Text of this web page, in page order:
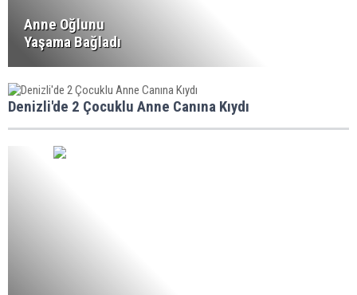
Anne Oğlunu
Yaşama Bağladı
Denizli'de 2 Çocuklu Anne Canına Kıydı